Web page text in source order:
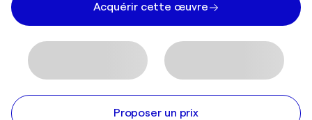
Acquérir cette œuvre
Proposer un prix